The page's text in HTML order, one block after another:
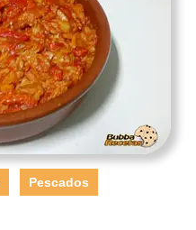
Pescados